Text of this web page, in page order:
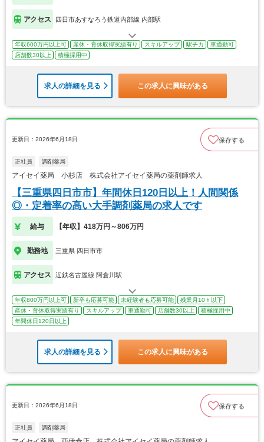
アクセス 四日市あすなろう鉄道内部線 内部駅
年収600万円以上可 産休・育休取得実績有り スキルアップ 駅チカ
車通勤可
店舗数30以上
積極採用中
求人の詳細を見る この求人に興味がある
更新日：2026年6月18日 保存する
正社員 調剤薬局
アイセイ薬局 小杉店 株式会社アイセイ薬局の薬剤師求人
【三重県四日市市】年間休日120日以上！人間関係
◎・定着率の高い大手調剤薬局の求人です
給与 【年収】418万円～806万円
勤務地 三重県 四日市市
アクセス 近鉄名古屋線 阿倉川駅
年収800万円以上可 新卒も応募可能 未経験者も応募可能
残業月10ｈ以下
産休・育休取得実績有り
スキルアップ 車通勤可 店舗数30以上
積極採用中
年間休日120日以上
求人の詳細を見る この求人に興味がある
更新日：2026年6月18日 保存する
正社員 調剤薬局